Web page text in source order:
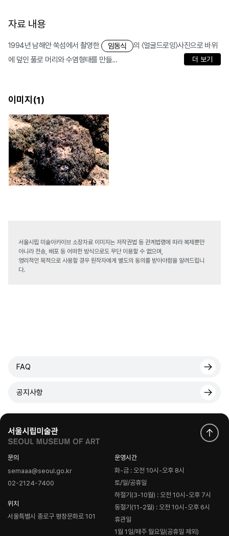
자료 내용
1994년 남해안 쑥섬에서 촬영한 임동식
의 〈얼굴드로잉〉사진으로 바위
에 덮인 풀로 머리와 수염형태를 만들...
더 보기
이미지(1)
서울시립 미술아카이브 소장자료 이미지는 저작권법 등 관계법령에 따라 복제뿐만
아니라 전송, 배포 등 어떠한 방식으로도 무단 이용할 수 없으며,
영리적인 목적으로 사용할 경우 원작자에게 별도의 동의를 받아야함을 알려드립니
다.
FAQ
공지사항
문의
semaaa@seoul.go.kr
02-2124-7400
위치
서울특별시 종로구 평창문화로 101
운영시간
화-금 : 오전 10시-오후 8시
토/일/공휴일
하절기(3-10월) : 오전 10시-오후 7시
동절기(11-2월) : 오전 10시-오후 6시
휴관일
1월 1일/매주 월요일(공휴일 제외)